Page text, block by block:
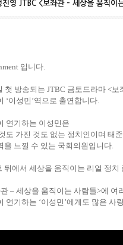
진영 JTBC <보좌관 – 세상을 움직이
입니다.
첫 방송되는 JTBC 금토드라마 <보
‘이성민 ’역으로 출연합니다.
연기하는 이성민은
도 가진 것도 없는 정치인이며 태
을 느낄 수 있는 국회의원입니다.
뒤에서 세상을 움직이는 리얼 정
– 세상을 움직이는 사람들>에 여
연기하는 ‘이성민 ’에게도 많은 사